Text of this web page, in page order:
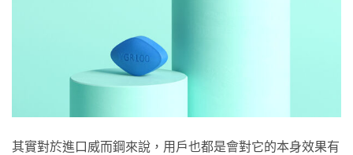
其實對於進口威而鋼來說，用戶也都是會對它的本身效果有